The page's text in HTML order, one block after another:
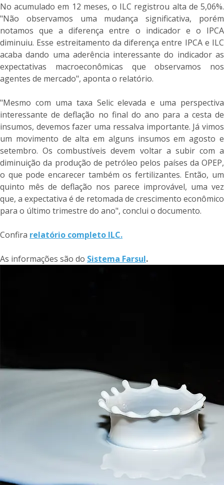
No acumulado em 12 meses, o ILC registrou alta de 5,06%.
"Não observamos uma mudança significativa, porém
notamos que a diferença entre o indicador e o IPCA
diminuiu. Esse estreitamento da diferença entre IPCA e ILC
acaba dando uma aderência interessante do indicador as
expectativas macroeconômicas que observamos nos
agentes de mercado", aponta o relatório.
"Mesmo com uma taxa Selic elevada e uma perspectiva
interessante de deflação no final do ano para a cesta de
insumos, devemos fazer uma ressalva importante. Já vimos
um movimento de alta em alguns insumos em agosto e
setembro. Os combustíveis devem voltar a subir com a
diminuição da produção de petróleo pelos países da OPEP,
o que pode encarecer também os fertilizantes. Então, um
quinto mês de deflação nos parece improvável, uma vez
que, a expectativa é de retomada de crescimento econômico
para o último trimestre do ano", conclui o documento.
Confira relatório completo ILC.
As informações são do Sistema Farsul.